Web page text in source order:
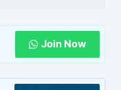
Join Now